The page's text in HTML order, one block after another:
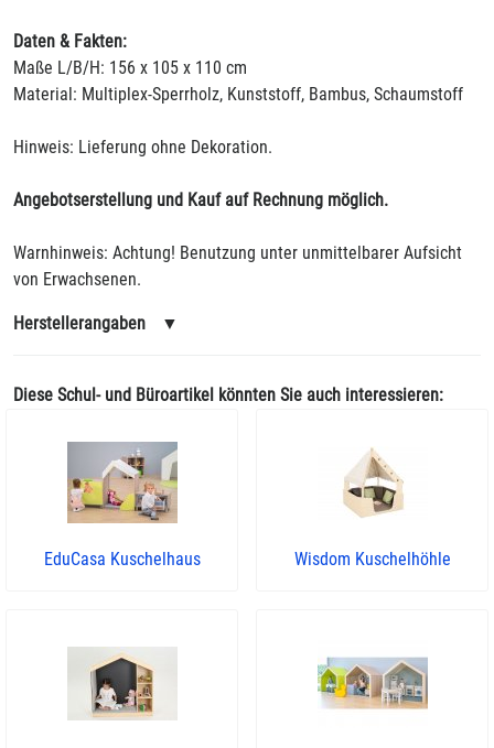
Daten & Fakten:
Maße L/B/H: 156 x 105 x 110 cm
Material: Multiplex-Sperrholz, Kunststoff, Bambus, Schaumstoff
Hinweis: Lieferung ohne Dekoration.
Angebotserstellung und Kauf auf Rechnung möglich.
Warnhinweis: Achtung! Benutzung unter unmittelbarer Aufsicht
von Erwachsenen.
Herstellerangaben ▼
Diese Schul- und Büroartikel könnten Sie auch interessieren:
EduCasa Kuschelhaus Wisdom Kuschelhöhle